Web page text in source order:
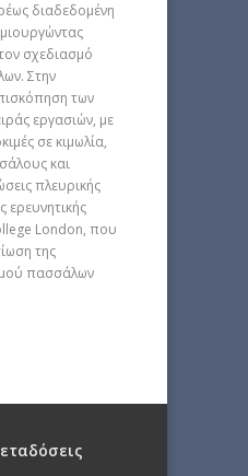
διαδεδομένη
σχεδιασμό
Στην
των
εργασιών, με
σε κιμωλία,
και
πλευρικής
London, που
της
πασσάλων